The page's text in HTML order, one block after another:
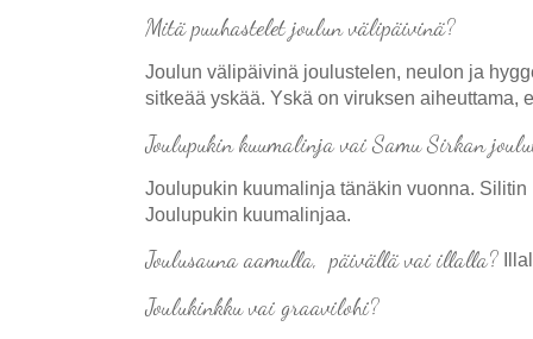
Mitä puuhastelet joulun välipäivinä?
Joulun välipäivinä joulustelen, neulon ja
sitkeää yskää. Yskä on viruksen aiheuttama,
Joulupukin kuumalinja vai Samu Sirkan
Joulupukin kuumalinja tänäkin vuonna.
Joulupukin kuumalinjaa.
Joulusauna aamulla, päivällä vai illalla?
Joulukinkku vai graavilohi?